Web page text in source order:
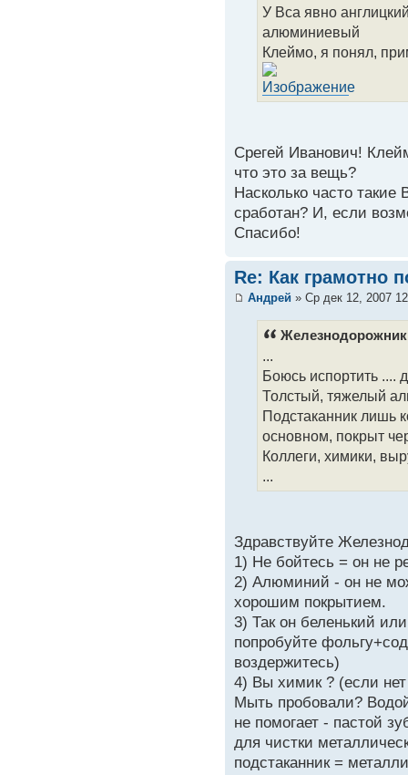
У Вса явно
алюминиевый
Клеймо, я понял,
Срегей Иванович!
что это за вещь?
Насколько часто
сработан? И, если
Спасибо!
Re: Как грамотно
Андрей » Ср дек 12, 2007
Железнодорожник
...
Боюсь испортить ....
Толстый, тяжелый
Подстаканник лишь
основном, покрыт
Коллеги, химики,
...
Здравствуйте
1) Не бойтесь = он не
2) Алюминий - он не
хорошим покрытием.
3) Так он беленький
попробуйте
воздержитесь)
4) Вы химик ? (если
Мыть пробовали?
не помогает - пастой
для чистки
подстаканник =